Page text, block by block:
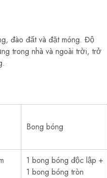
đào đất và đặt móng. Độ
trong nhà và ngoài trời, trở
Bong bóng
1 bong bóng độc lập +
1 bong bóng tròn